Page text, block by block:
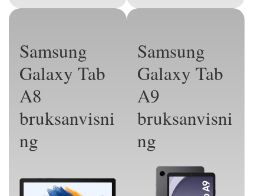
Samsung
Galaxy Tab
A8
bruksanvisni
ng
Samsung
Galaxy Tab
A9
bruksanvisni
ng